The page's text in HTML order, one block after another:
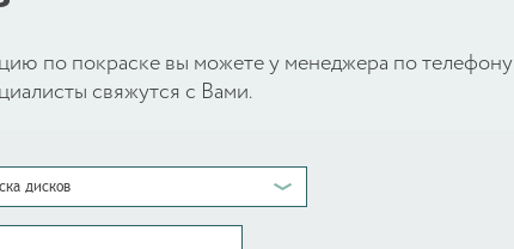
по покраске вы можете у менеджера по телефону
свяжутся с Вами.
дисков